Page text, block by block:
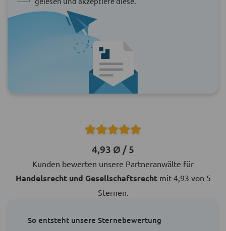
4,93 Ø / 5
Kunden bewerten unsere Partneranwälte für
Handelsrecht und Gesellschaftsrechtmit 4,93 von 5
Sternen.
So entsteht unsere Sternebewertung